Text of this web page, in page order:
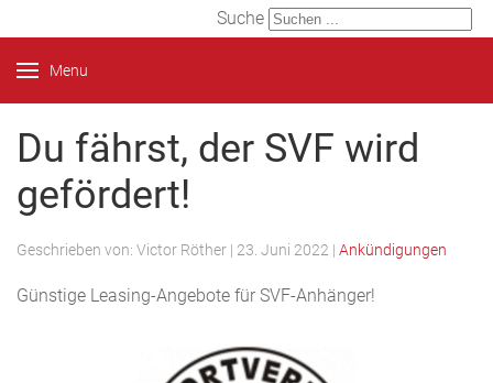
Suche
Menu
Du fährst, der SVF wird
gefördert!
Geschrieben von: Victor Röther | 23. Juni 2022 | Ankündigungen
Günstige Leasing-Angebote für SVF-Anhänger!